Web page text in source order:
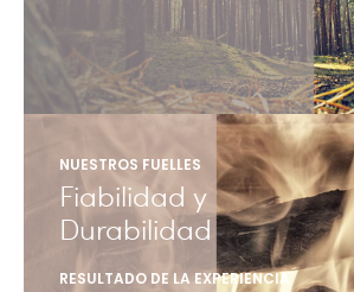
NUESTROS FUELLES
Fiabilidad y
Durabilidad
RESULTADO DE LA EXPERIENCIA